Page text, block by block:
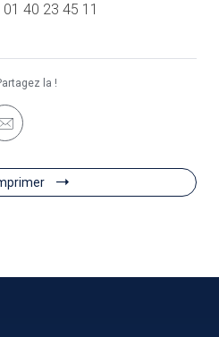
40 23 45 11
la !